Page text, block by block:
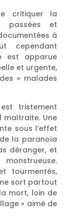
critiquer la
passées et
à
cependant
est apparue
et urgente,
« malades
tristement
maltraite. Une
sous l’effet
la paranoïa
déranger, et
tourmentés,
sort partout
mort, loin de
» aimé de